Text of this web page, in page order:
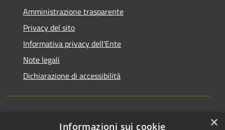
Amministrazione trasparente
Privacy del sito
Informativa privacy dell'Ente
Note legali
Dichiarazione di accessibilità
Newsletter ×
Informazioni sui cookie